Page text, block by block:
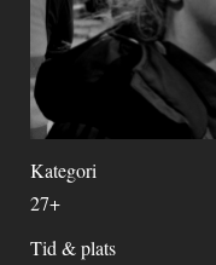
Kategori
27+
Tid & plats